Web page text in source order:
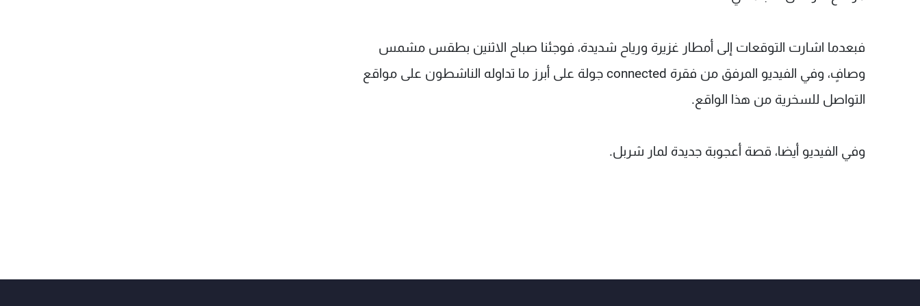
فبعدما اشارت التوقعات إلى أمطار غزيرة ورياح شديدة، فوجئنا صباح الاثنين بطقس مشمس
وصافٍ، وفي الفيديو المرفق من فقرة connected جولة على أبرز ما تداوله الناشطون على مواقع
التواصل للسخرية من هذا الواقع.
وفي الفيديو أيضا، قصة أعجوبة جديدة لمار شربل.